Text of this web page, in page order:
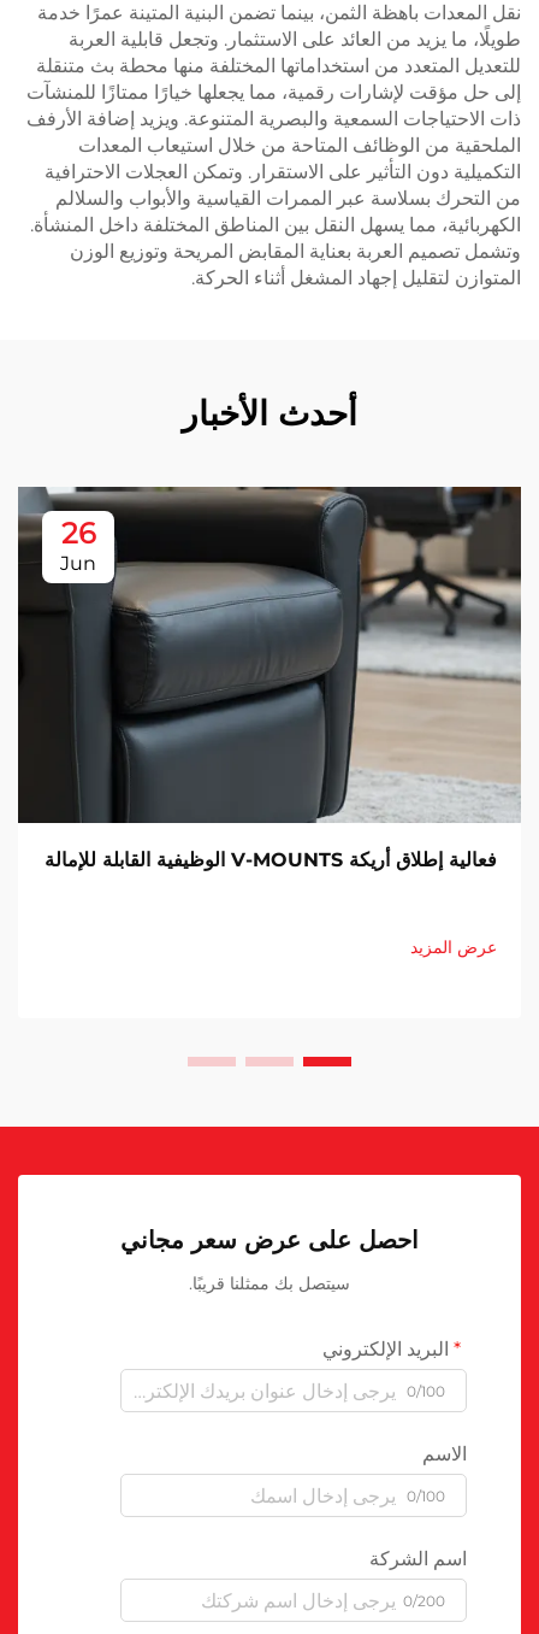
نقل المعدات باهظة الثمن، بينما تضمن البنية المتينة عمرًا خدمة
طويلًا، ما يزيد من العائد على الاستثمار. وتجعل قابلية العربة
للتعديل المتعدد من استخداماتها المختلفة منها محطة بث متنقلة
إلى حل مؤقت لإشارات رقمية، مما يجعلها خيارًا ممتازًا للمنشآت
ذات الاحتياجات السمعية والبصرية المتنوعة. ويزيد إضافة الأرفف
الملحقية من الوظائف المتاحة من خلال استيعاب المعدات
التكميلية دون التأثير على الاستقرار. وتمكن العجلات الاحترافية
من التحرك بسلاسة عبر الممرات القياسية والأبواب والسلالم
الكهربائية، مما يسهل النقل بين المناطق المختلفة داخل المنشأة.
وتشمل تصميم العربة بعناية المقابض المريحة وتوزيع الوزن
المتوازن لتقليل إجهاد المشغل أثناء الحركة.
أحدث الأخبار
26
Jun
فعالية إطلاق أريكة V-MOUNTS الوظيفية القابلة للإمالة
عرض المزيد
احصل على عرض سعر مجاني
سيتصل بك ممثلنا قريبًا.
البريد الإلكتروني
0/100
الاسم
0/100
اسم الشركة
0/200